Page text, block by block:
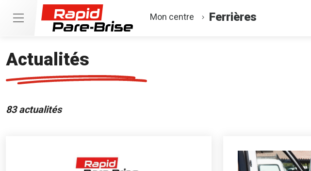
Mon centre Ferrières
Actualités
83 actualités